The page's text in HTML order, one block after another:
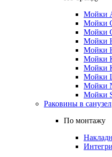
Мойки
Мойки
Мойки
Мойки
Мойки
Мойки
Мойки
Мойки
Мойки
Мойки
Раковины в санузел
По монтажу